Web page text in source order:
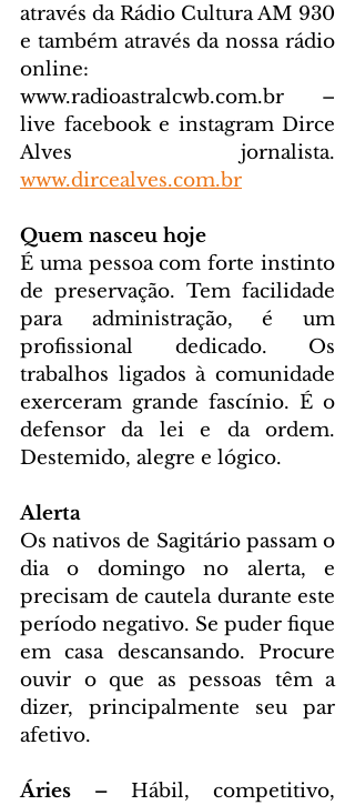
através da Rádio Cultura AM 930
e também através da nossa rádio
www.radioastralcwb.com.br –
live facebook e instagram Dirce
www.dircealves.com.br
Quem nasceu hoje
É uma pessoa com forte instinto
de preservação. Tem facilidade
para administração, é um
profissional dedicado. Os
trabalhos ligados à comunidade
exerceram grande fascínio. É o
defensor da lei e da ordem.
Destemido, alegre e lógico.
Alerta
Os nativos de Sagitário passam o
dia o domingo no alerta, e
precisam de cautela durante este
período negativo. Se puder fique
em casa descansando. Procure
ouvir o que as pessoas têm a
dizer, principalmente seu par
afetivo.
Áries – Hábil, competitivo,